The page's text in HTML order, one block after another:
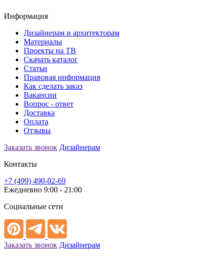
Информация
Дизайнерам и архитекторам
Материалы
Проекты на ТВ
Скачать каталог
Статьи
Правовая информация
Как сделать заказ
Вакансии
Вопрос - ответ
Доставка
Оплата
Отзывы
Заказать звонок Дизайнерам
Контакты
+7 (499) 490-02-69
Ежедневно 9:00 - 21:00
Социальные сети
Заказать звонок Дизайнерам